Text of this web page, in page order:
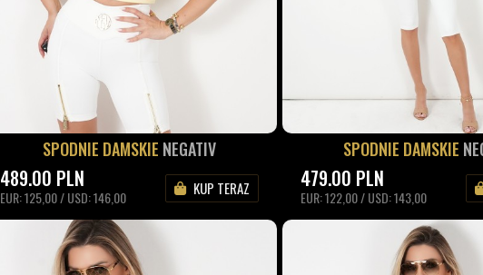
SPODNIE DAMSKIE NEGATIV
489.00 PLN
EUR: 125,00 / USD: 146,00 KUP TERAZ
SPODNIE DAMSKIE
479.00 PLN
EUR: 122,00 / USD: 143,00